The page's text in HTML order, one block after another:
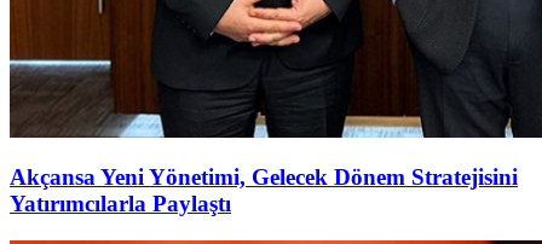
Akçansa Yeni Yönetimi, Gelecek Dönem Stratejisini
Yatırımcılarla Paylaştı